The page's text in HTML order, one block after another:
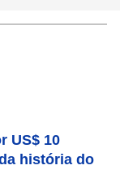
US$ 10
história do